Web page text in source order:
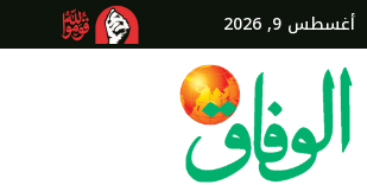
أغسطس 9, 2026